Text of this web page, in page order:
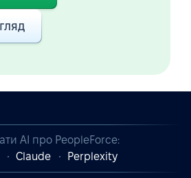
AI про PeopleForce:
Claude Perplexity